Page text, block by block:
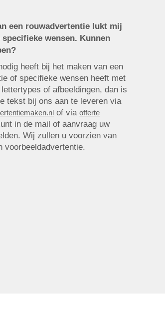
een rouwadvertentie lukt mij
wensen. Kunnen
heeft bij het maken van een
of specifieke wensen heeft met
of afbeeldingen, dan is
tekst bij ons aan te leveren via
of viaofferte
in de mail of aanvraag uw
Wij zullen u voorzien van
voorbeeldadvertentie.